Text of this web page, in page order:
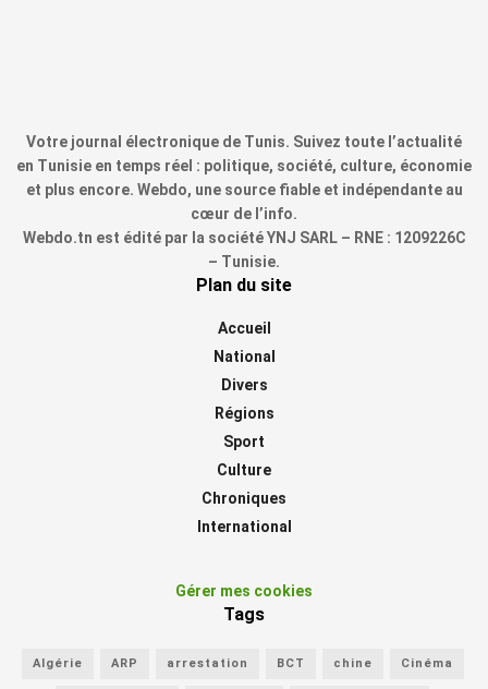
Votre journal électronique de Tunis. Suivez toute l’actualité
en Tunisie en temps réel : politique, société, culture, économie
et plus encore. Webdo, une source fiable et indépendante au
cœur de l’info.
Webdo.tn est édité par la société YNJ SARL – RNE : 1209226C
– Tunisie.
Plan du site
Accueil
National
Divers
Régions
Sport
Culture
Chroniques
International
Gérer mes cookies
Tags
Algérie ARP arrestation BCT chine Cinéma